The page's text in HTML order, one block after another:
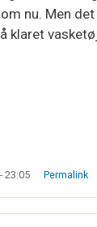
nu. Men
klaret
23:05 Permalink